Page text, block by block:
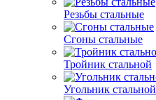
Резьбы стальные
Сгоны стальные
Тройник стальной
Угольник стальной